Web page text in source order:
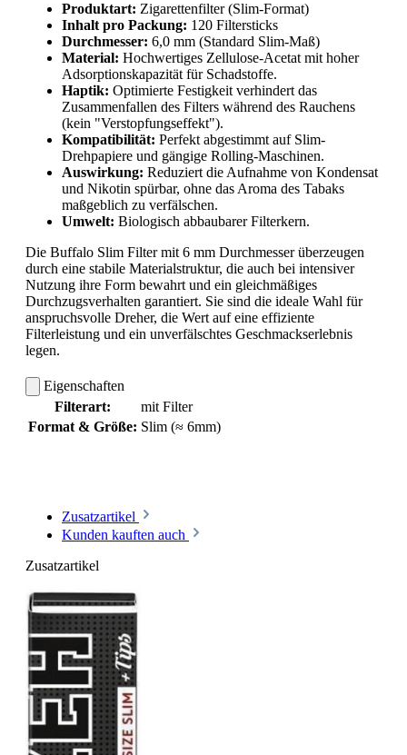
Produktart: Zigarettenfilter (Slim-Format)
Inhalt pro Packung: 120 Filtersticks
Durchmesser: 6,0 mm (Standard Slim-Maß)
Material: Hochwertiges Zellulose-Acetat mit hoher
Adsorptionskapazität für Schadstoffe.
Haptik: Optimierte Festigkeit verhindert das
Zusammenfallen des Filters während des Rauchens
(kein "Verstopfungseffekt").
Kompatibilität: Perfekt abgestimmt auf Slim-
Drehpapiere und gängige Rolling-Maschinen.
Auswirkung: Reduziert die Aufnahme von Kondensat
und Nikotin spürbar, ohne das Aroma des Tabaks
maßgeblich zu verfälschen.
Umwelt: Biologisch abbaubarer Filterkern.
Die Buffalo Slim Filter mit 6 mm Durchmesser überzeugen
durch eine stabile Materialstruktur, die auch bei intensiver
Nutzung ihre Form bewahrt und ein gleichmäßiges
Durchzugsverhalten garantiert. Sie sind die ideale Wahl für
anspruchsvolle Dreher, die Wert auf eine effiziente
Filterleistung und ein unverfälschtes Geschmackserlebnis
legen.
Eigenschaften
Filterart:
mit Filter
Format & Größe: Slim (≈ 6mm)
Zusatzartikel
Kunden kauften auch
Zusatzartikel